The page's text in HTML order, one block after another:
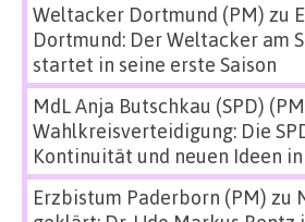
Weltacker Dortmund (PM) zu
Dortmund: Der Weltacker am
startet in seine erste Saison
MdL Anja Butschkau (SPD)
Wahlkreisverteidigung: Die
Kontinuität und neuen Ideen
Erzbistum Paderborn (PM) zu